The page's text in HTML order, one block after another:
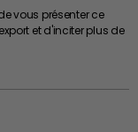
vous présenter ce
et d'inciter plus de